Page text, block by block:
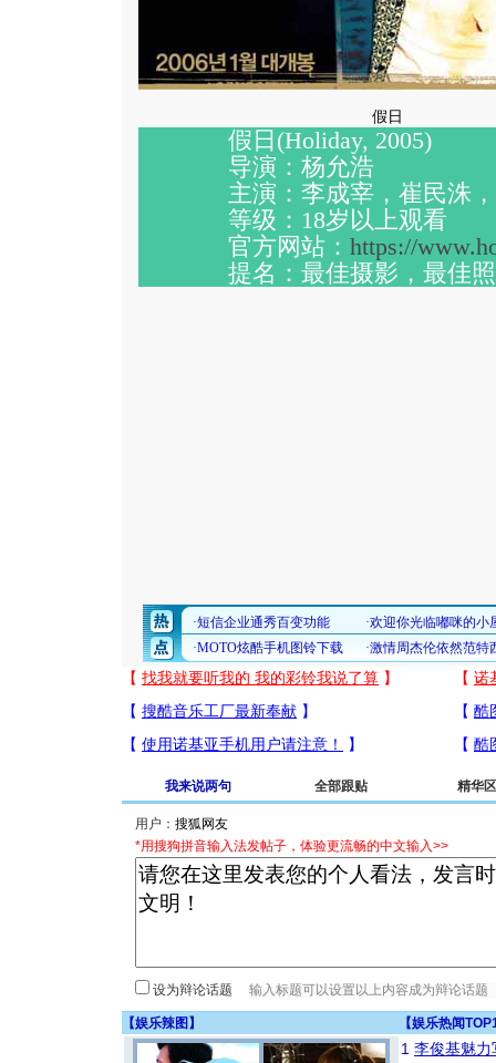
假日
假日 (Holiday, 2005)
导演：杨允浩
主演：李成宰，崔民洙
等级： 18岁以上观看
官方网站： https://
提名：最佳摄影，最佳
我来说两句 全部跟贴 精华区
用户：
*用搜狗拼音输入法发帖子，体验更流畅的中文输入>>
设为辩论话题
【娱乐辣图 】 【娱乐热闻
1 李俊基魅力